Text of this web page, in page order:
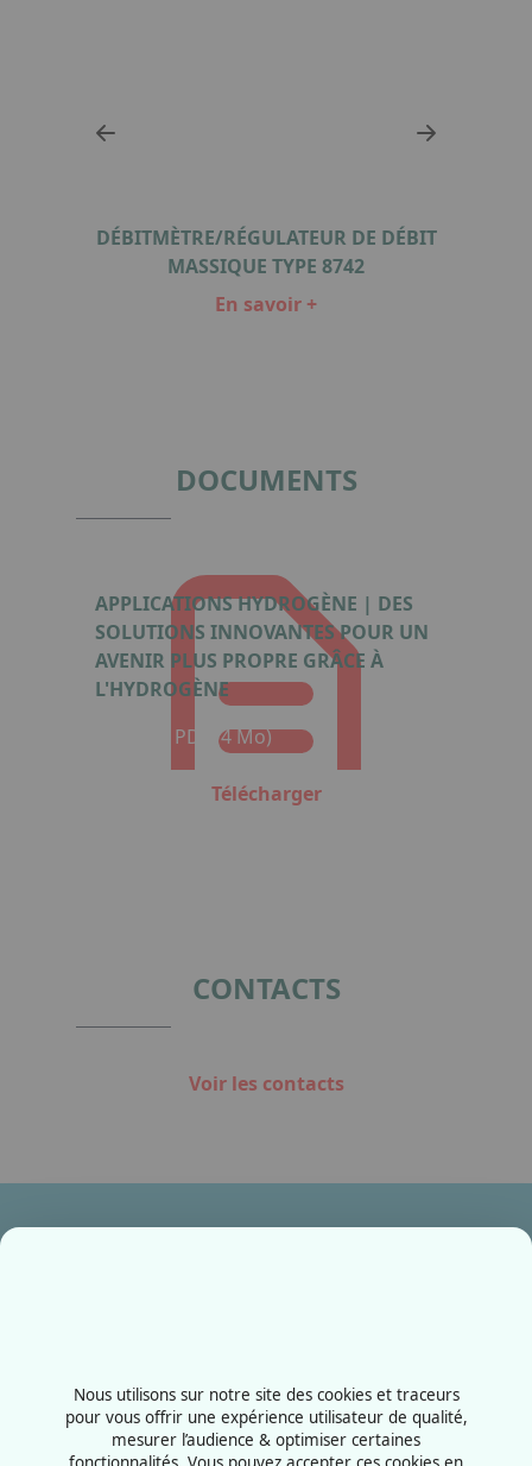
DÉBITMÈTRE/RÉGULATEUR DE DÉBIT
MASSIQUE TYPE 8742
En savoir +
DOCUMENTS
APPLICATIONS HYDROGÈNE | DES
SOLUTIONS INNOVANTES POUR UN
AVENIR PLUS PROPRE GRÂCE À
L'HYDROGÈNE
Format : PDF (4 Mo)
Télécharger
CONTACTS
Voir les contacts
Rue de la Grange aux bois
57070 - Metz
Nous utilisons sur notre site des cookies et traceurs
pour vous offrir une expérience utilisateur de qualité,
mesurer l’audience & optimiser certaines